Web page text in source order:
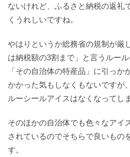
ないけれど、ふるさと納税の返礼
くうれしいですね。
やはりというか総務省の規制が厳
は納税額の3割まで」と言うルール
「その自治体の特産品」に引っか
かかった気もしなくもないですが
ルーシールアイスはなくなってし
そのほかの自治体でも色々なアイ
されているのでそちらで良いもの
す。